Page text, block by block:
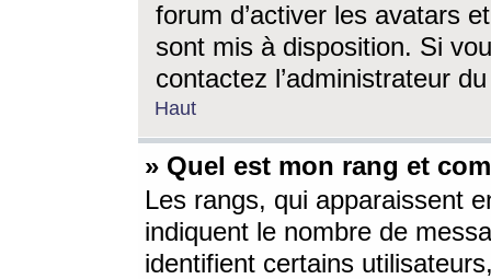
forum d’activer les avatars
sont mis à disposition. Si
contactez l’administrateur
Haut
» Quel est mon rang et
Les rangs, qui apparaissent
indiquent le nombre de
identifient certains